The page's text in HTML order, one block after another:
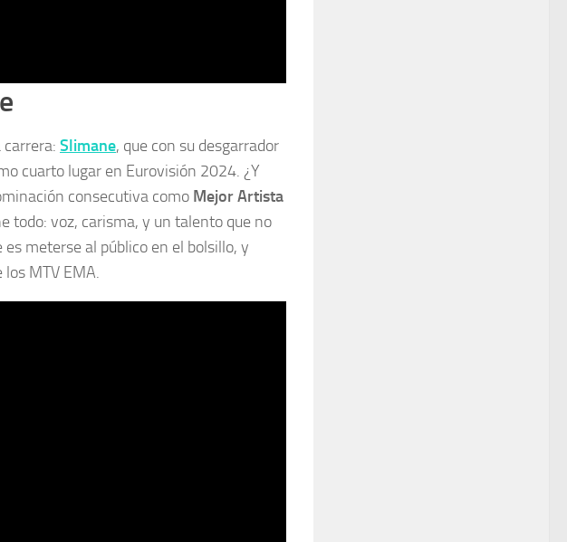
Slimane, que con su desgarrador
cuarto lugar en Eurovisión 2024. ¿Y
consecutiva como Mejor Artista
todo: voz, carisma, y un talento que no
meterse al público en el bolsillo, y
MTV EMA.